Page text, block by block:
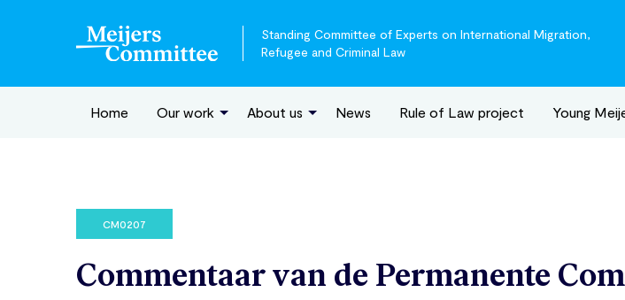
Standing Committee of Experts on International Migration,
Refugee and Criminal Law
Home Our work About us News Rule of Law project Young
CM0207
Commentaar van de Permanente